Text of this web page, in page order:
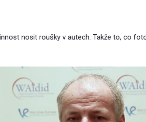
nosit roušky v autech. Takže to, co